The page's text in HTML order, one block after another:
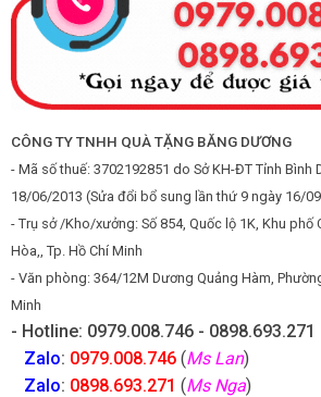
CÔNG TY TNHH QUÀ TẶNG BĂNG DƯƠNG
- Mã số thuế: 3702192851 do Sở KH-ĐT Tỉnh Bình
18/06/2013 (Sửa đổi bổ sung lần thứ 9 ngày 16/
- Trụ sở /Kho/xưởng: Số 854, Quốc lộ 1K, Khu phố
Hòa,, Tp. Hồ Chí Minh
- Văn phòng: 364/12M Dương Quảng Hàm,
Minh
- Hotline: 0979.008.746 - 0898.693.271
Zalo: 0979.008.746 (Ms Lan)
Zalo: 0898.693.271 (Ms Nga)